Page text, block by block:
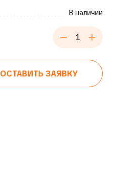
В наличии
ОСТАВИТЬ ЗАЯВКУ